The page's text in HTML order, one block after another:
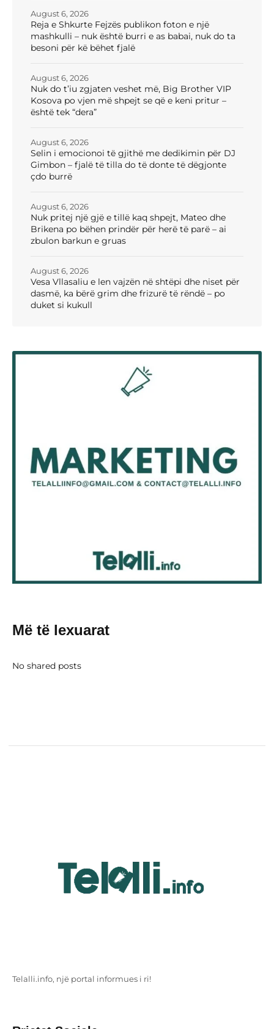
Reja e Shkurte Fejzës publikon foton e një
mashkulli – nuk është burri e as babai, nuk do ta
besoni për kë bëhet fjalë
August 6, 2026
Nuk do t’iu zgjaten veshet më, Big Brother VIP
Kosova po vjen më shpejt se që e keni pritur –
është tek “dera”
August 6, 2026
Selin i emocionoi të gjithë me dedikimin për DJ
Gimbon – fjalë të tilla do të donte të dëgjonte
çdo burrë
August 6, 2026
Nuk pritej një gjë e tillë kaq shpejt, Mateo dhe
Brikena po bëhen prindër për herë të parë – ai
zbulon barkun e gruas
August 6, 2026
Vesa Vllasaliu e len vajzën në shtëpi dhe niset për
dasmë, ka bërë grim dhe frizurë të rëndë – po
duket si kukull
August 6, 2026
Më të lexuarat
No shared posts
Telalli.info, një portal informues i ri!